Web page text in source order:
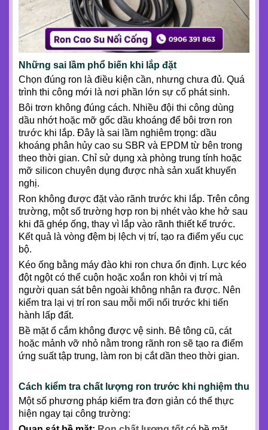
Những sai lầm phổ biến khi lắp đặt
Chọn đúng ron là điều kiện cần, nhưng chưa đủ. Quá
trình thi công mới là nơi phần lớn sự cố phát sinh.
Bôi trơn không đúng cách. Nhiều đội thi công dùng
dầu nhớt hoặc mỡ gốc dầu khoáng để bôi trơn ron
trước khi lắp. Đây là sai lầm nghiêm trọng: dầu
khoáng phân hủy cao su SBR và EPDM từ bên trong
theo thời gian. Chỉ sử dụng xà phòng trung tính hoặc
mỡ silicon chuyên dụng được nhà sản xuất khuyến
nghị.
Ron không được đặt vào rãnh trước khi lắp. Trên công
trường, một số trường hợp ron bị nhét vào khe hở sau
khi đã ghép ống, thay vì lắp vào rãnh thiết kế trước.
Kết quả là vòng đệm bị lệch vị trí, tạo ra điểm yếu cục
bộ.
Kéo ống bằng máy đào khi ron chưa ổn định. Lực kéo
đột ngột có thể cuộn hoặc xoắn ron khỏi vị trí mà
người quan sát bên ngoài không nhận ra được. Nên
kiểm tra lại vị trí ron sau mỗi mối nối trước khi tiến
hành lấp đất.
Bề mặt ổ cắm không được vệ sinh. Bê tông cũ, cát
hoặc mảnh vỡ nhỏ nằm trong rãnh ron sẽ tạo ra điểm
ứng suất tập trung, làm ron bị cắt dần theo thời gian.
Cách kiểm tra chất lượng ron trước khi nghiệm thu
Một số phương pháp kiểm tra đơn giản có thể thực
hiện ngay tại công trường: